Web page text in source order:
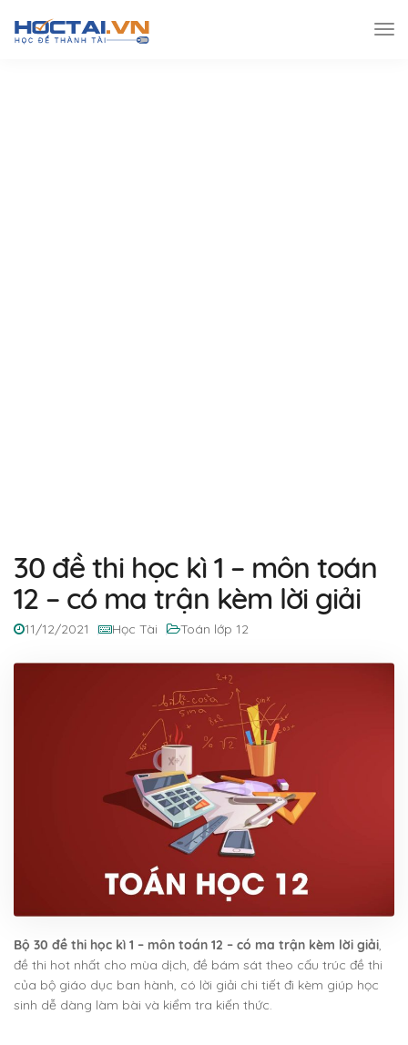
30 đề thi học kì 1 – môn toán
12 – có ma trận kèm lời giải
11/12/2021 Học Tài Toán lớp 12
Bộ 30 đề thi học kì 1 – môn toán 12 – có ma trận kèm lời giải,
đề thi hot nhất cho mùa dịch, đề bám sát theo cấu trúc đề thi
của bộ giáo dục ban hành, có lời giải chi tiết đi kèm giúp học
sinh dễ dàng làm bài và kiểm tra kiến thức.